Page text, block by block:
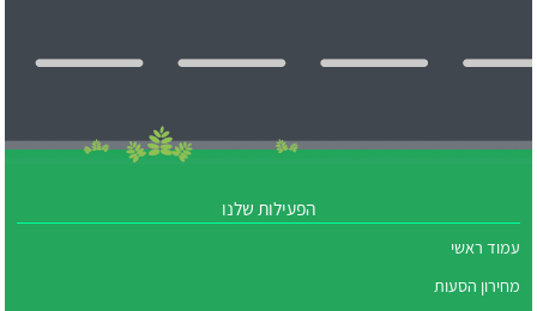
הפעילות שלנו
עמוד ראשי
מחירון הסעות